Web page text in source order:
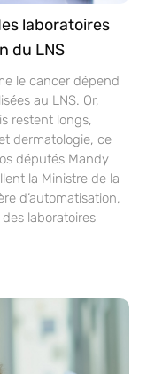
laboratoires
du LNS
le cancer dépend
au LNS. Or,
restent longs,
dermatologie, ce
députés Mandy
la Ministre de la
d’automatisation,
laboratoires